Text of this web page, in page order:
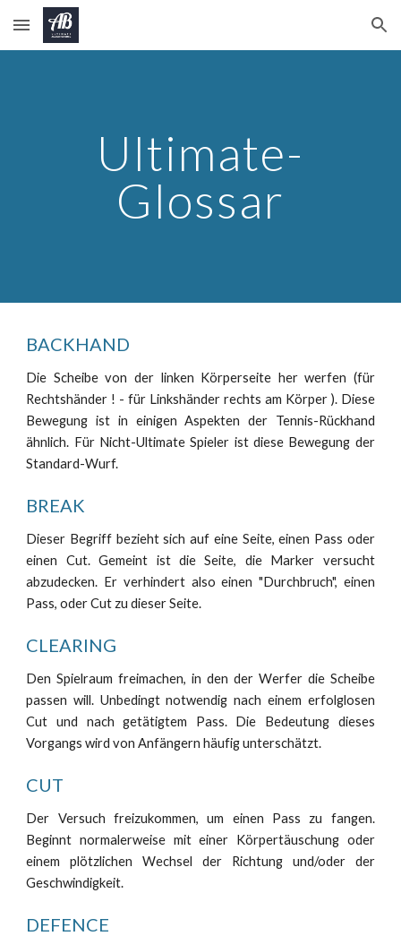
Skip to main content Skip to navigation
Ultimate-
Glossar
BACKHAND
Die Scheibe von der linken Körperseite her werfen (für
Rechtshänder ! - für Linkshänder rechts am Körper ). Diese
Bewegung ist in einigen Aspekten der Tennis-Rückhand
ähnlich. Für Nicht-Ultimate Spieler ist diese Bewegung der
Standard-Wurf.
BREAK
Dieser Begriff bezieht sich auf eine Seite, einen Pass oder
einen Cut. Gemeint ist die Seite, die Marker versucht
abzudecken. Er verhindert also einen "Durchbruch", einen
Pass, oder Cut zu dieser Seite.
CLEARING
Den Spielraum freimachen, in den der Werfer die Scheibe
passen will. Unbedingt notwendig nach einem erfolglosen
Cut und nach getätigtem Pass. Die Bedeutung dieses
Vorgangs wird von Anfängern häufig unterschätzt.
CUT
Der Versuch freizukommen, um einen Pass zu fangen.
Beginnt normalerweise mit einer Körpertäuschung oder
einem plötzlichen Wechsel der Richtung und/oder der
Geschwindigkeit.
DEFENCE